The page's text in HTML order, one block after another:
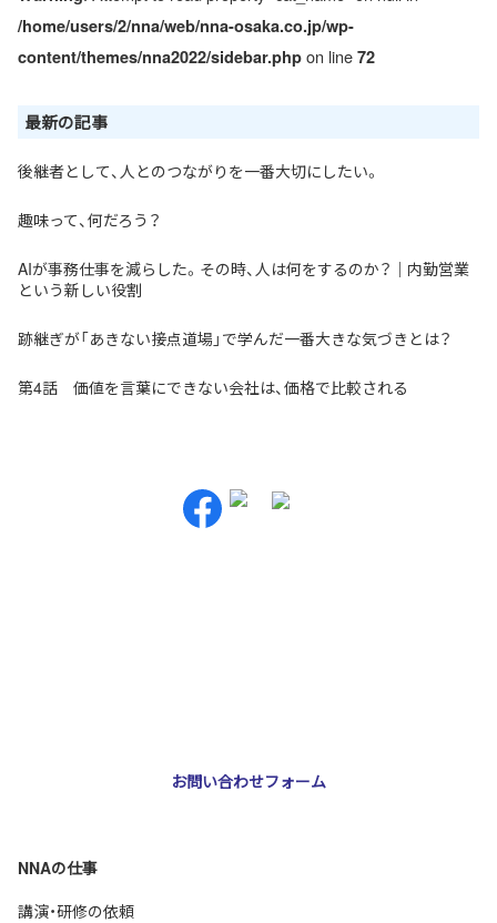
/home/users/2/nna/web/nna-osaka.co.jp/wp-
content/themes/nna2022/sidebar.php on line 72
最新の記事
後継者として、人とのつながりを一番大切にしたい。
趣味って、何だろう？
AIが事務仕事を減らした。その時、人は何をするのか？｜内勤営業
という新しい役割
跡継ぎが「あきない接点道場」で学んだ一番大きな気づきとは？
第4話 価値を言葉にできない会社は、価格で比較される
お問い合わせフォーム
NNAの仕事
講演・研修の依頼